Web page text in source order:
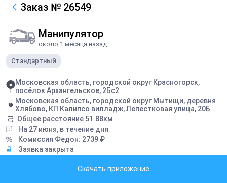
Заказ № 26549
Манипулятор
около 1 месяца назад
Стандартный
Московская область, городской округ Красногорск,
посёлок Архангельское, 2Бс2
Московская область, городской округ Мытищи, деревня
Хлябово, КП Калипсо вилладж, Лепестковая улица, 20Б
Общее расстояние 51.88км
На 27 июня, в течение дня
Комиссия Федон: 2739 ₽
Заявка закрыта
Скачать приложение